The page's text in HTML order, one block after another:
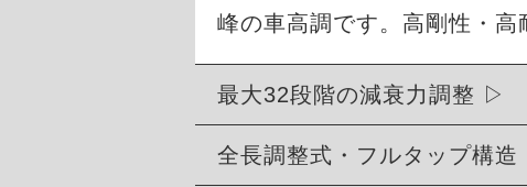
峰の車高調です。高剛性・高
最大32段階の減衰力調整
全長調整式・フルタップ構造